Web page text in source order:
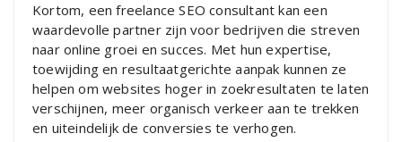
Kortom, een freelance SEO consultant kan een
waardevolle partner zijn voor bedrijven die streven
naar online groei en succes. Met hun expertise,
toewijding en resultaatgerichte aanpak kunnen ze
helpen om websites hoger in zoekresultaten te laten
verschijnen, meer organisch verkeer aan te trekken
en uiteindelijk de conversies te verhogen.